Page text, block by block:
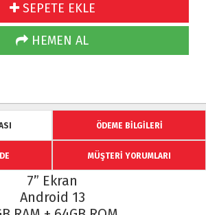
SEPETE EKLE
HEMEN AL
ÖDEME BİLGİLERİ
MÜŞTERİ YORUMLARI
7” Ekran
Android 13